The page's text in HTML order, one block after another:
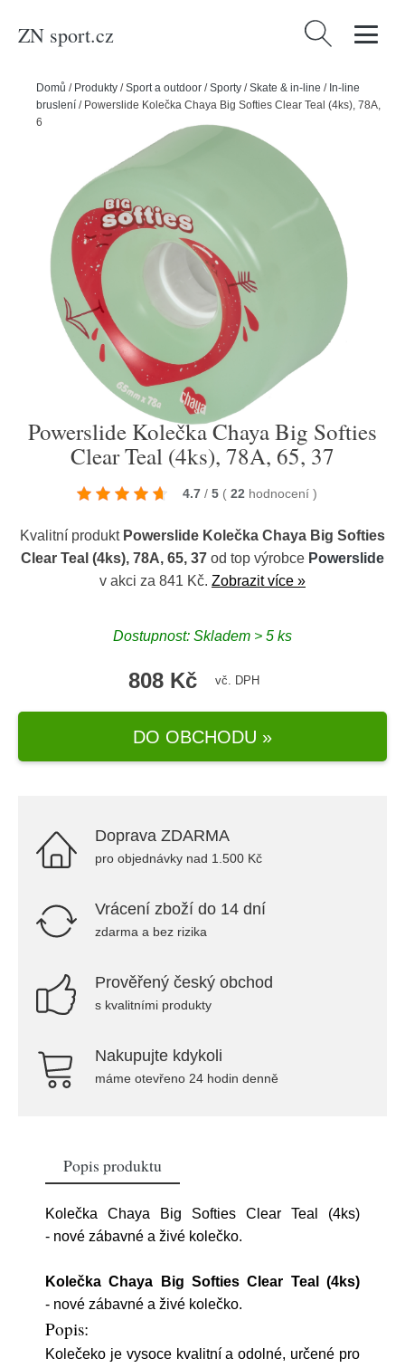
ZN sport.cz Vyhledávání
Domů / Produkty /Sport a outdoor /Sporty /Skate & in-line / In-line
bruslení / Powerslide Kolečka Chaya Big Softies Clear Teal (4ks), 78A,
65, 37
Powerslide Kolečka Chaya Big Softies
Clear Teal (4ks), 78A, 65, 37
4.7 / 5 ( 22 hodnocení )
Kvalitní produkt Powerslide Kolečka Chaya Big Softies
Clear Teal (4ks), 78A, 65, 37 od top výrobce Powerslide
v akci za 841 Kč. Zobrazit více »
Dostupnost: Skladem > 5 ks
808 Kč vč. DPH
DO OBCHODU »
Doprava ZDARMA
pro objednávky nad 1.500 Kč
Vrácení zboží do 14 dní
zdarma a bez rizika
Prověřený český obchod
s kvalitními produkty
Nakupujte kdykoli
máme otevřeno 24 hodin denně
Popis produktu
Kolečka Chaya Big Softies Clear Teal (4ks)
- nové zábavné a živé kolečko.
Kolečka Chaya Big Softies Clear Teal (4ks)
- nové zábavné a živé kolečko.
Popis:
Kolečeko je vysoce kvalitní a odolné, určené pro